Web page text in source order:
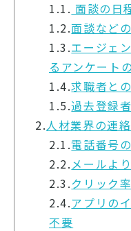
1.1. 面談の日
1.2.面談など
1.3.エージェ
るアンケート
1.4.求職者と
1.5.過去登録
2.人材業界の連
2.1.電話番号
2.2.メールよ
2.3.クリック
2.4.アプリの
不要